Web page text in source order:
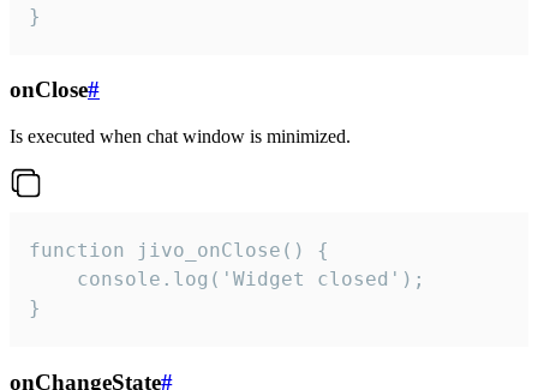
}
onClose#
Is executed when chat window is minimized.
function jivo_onClose() {
    console.log('Widget closed');
}
onChangeState#